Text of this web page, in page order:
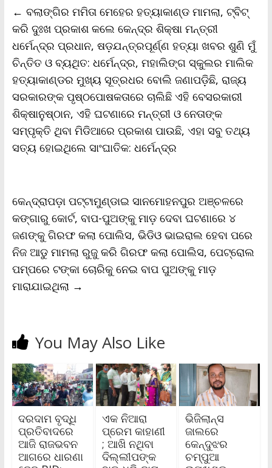
o
o
k
e
r
A
p
p
i
n
k
F
r
i
e
n
d
l
y
← ବଲାଙ୍ଗିର ମମିତା ମେହେର ହତ୍ୟାକାଣ୍ଡ ମାମଲା, ଟ୍ବିଟ୍‌
କରି ଦୁଃଖ ପ୍ରକାଶ କଲେ କେନ୍ଦ୍ର ଶିକ୍ଷା ମନ୍ତ୍ରୀ
ଧର୍ମେନ୍ଦ୍ର ପ୍ରଧାନ, ଷଡ଼ଯନ୍ତ୍ରପୂର୍ଣ୍ଣ ହତ୍ୟା ଖବର ଶୁଣି ମୁଁ
ଚିନ୍ତିତ ଓ ବ୍ୟଥିତ: ଧର୍ମେନ୍ଦ୍ର, ମହାଲିଙ୍ଗ ସ୍କୁଲର ମାଲିକ
ହତ୍ୟାକାଣ୍ଡର ମୁଖ୍ୟ ସୂତ୍ରଧର ବୋଲି ଜଣାପଡ଼ିଛି, ରାଜ୍ୟ
ସରକାରଙ୍କ ପୃଷ୍ଠପୋଷକତାରେ ଚାଲିଛି ଏହି ବେସରକାରୀ
ଶିକ୍ଷାନୁଷ୍ଠାନ, ଏହି ଘଟଣାରେ ମନ୍ତ୍ରୀ ଓ ନେତାଙ୍କ
ସମ୍ପୃକ୍ତି ଥିବା ମିଡିଆରେ ପ୍ରକାଶ ପାଉଛି, ଏହା ସବୁ ତଥ୍ୟ
ସତ୍ୟ ହୋଇଥିଲେ ସାଂଘାତିକ: ଧର୍ମେନ୍ଦ୍ର
କେନ୍ଦ୍ରାପଡ଼ା ପଟ୍ଟାମୁଣ୍ଡାଇ ସାନମୋହନପୁର ଅଞ୍ଚଳରେ
କଙ୍ଗାରୁ କୋର୍ଟ, ବାପ-ପୁଅଙ୍କୁ ମାଡ଼ ଦେବା ଘଟଣାରେ ୪
ଜଣଙ୍କୁ ଗିରଫ କଲା ପୋଲିସ, ଭିଡିଓ ଭାଇରାଲ ହେବା ପରେ
ନିଜ ଆଡୁ ମାମଲା ରୁଜୁ କରି ଗିରଫ କଲା ପୋଲିସ, ପେଟ୍ରୋଲ
ପମ୍ପରେ ଟଙ୍କା ଚୋରିକୁ ନେଇ ବାପ ପୁଅଙ୍କୁ ମାଡ଼
ମାରାଯାଇଥିଲା →
You May Also Like
ଦରଦାମ ବୃଦ୍ଧି
ପ୍ରତିବାଦରେ
ଆଜି ରାଜଭବନ
ଆଗରେ ଧାରଣା
ଏକ ନିଆରା
ପ୍ରେମ କାହାଣୀ
; ଆଖି ନଥିବା
ଦିଲ୍ଲୀପଙ୍କ
ଭିଜିଲାନ୍ସ
ଜାଲରେ
କେନ୍ଦୁଝର
ଚମ୍ପୁଆ